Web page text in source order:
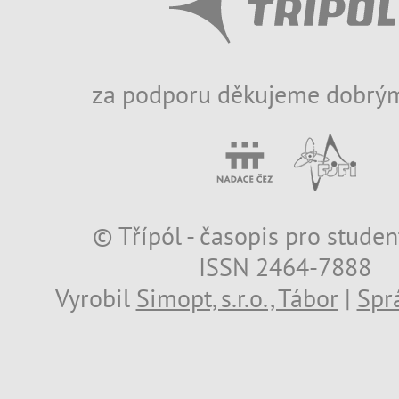
za podporu děkujeme
© Třípól - časopis pro
ISSN 2464-7888
Vyrobil Simopt, s.r.o., Tábor |